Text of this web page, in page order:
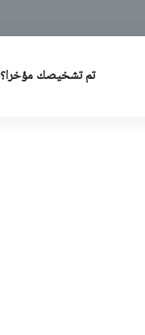
تم تشخيصك مؤخرا؟